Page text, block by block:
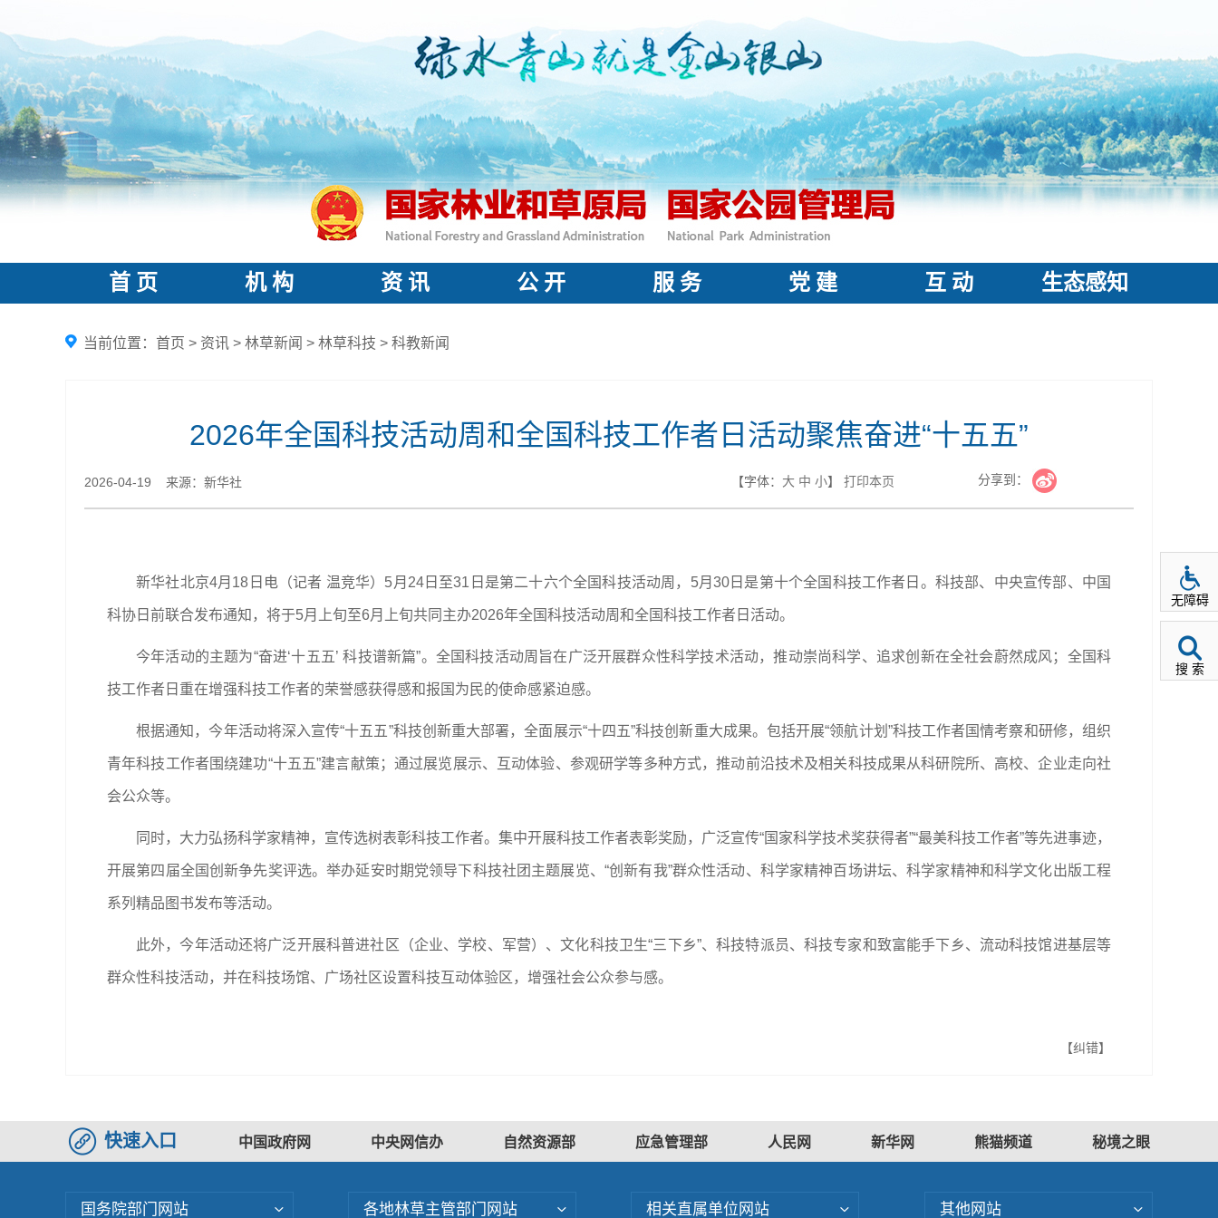
首 页 机 构 资 讯 公 开 服 务 党 建 互 动 生态感知
当前位置： 首页 > 资讯 > 林草新闻 > 林草科技 > 科教新闻
2026年全国科技活动周和全国科技工作者日活动聚焦奋进“十五五”
2026-04-19 来源：新华社 【字体： 大 中 小】 打印本页 分享到：
新华社北京4月18日电（记者 温竞华）5月24日至31日是第二十六个全国科技活动周，5月30日是第十个全国科技工作者日。科技部、中央宣传部、中国
科协日前联合发布通知，将于5月上旬至6月上旬共同主办2026年全国科技活动周和全国科技工作者日活动。
今年活动的主题为“奋进‘十五五’ 科技谱新篇”。全国科技活动周旨在广泛开展群众性科学技术活动，推动崇尚科学、追求创新在全社会蔚然成风；全国科
技工作者日重在增强科技工作者的荣誉感获得感和报国为民的使命感紧迫感。
根据通知，今年活动将深入宣传“十五五”科技创新重大部署，全面展示“十四五”科技创新重大成果。包括开展“领航计划”科技工作者国情考察和研修，组织
青年科技工作者围绕建功“十五五”建言献策；通过展览展示、互动体验、参观研学等多种方式，推动前沿技术及相关科技成果从科研院所、高校、企业走向社
会公众等。
同时，大力弘扬科学家精神，宣传选树表彰科技工作者。集中开展科技工作者表彰奖励，广泛宣传“国家科学技术奖获得者”“最美科技工作者”等先进事迹，
开展第四届全国创新争先奖评选。举办延安时期党领导下科技社团主题展览、“创新有我”群众性活动、科学家精神百场讲坛、科学家精神和科学文化出版工程
系列精品图书发布等活动。
此外，今年活动还将广泛开展科普进社区（企业、学校、军营）、文化科技卫生“三下乡”、科技特派员、科技专家和致富能手下乡、流动科技馆进基层等
群众性科技活动，并在科技场馆、广场社区设置科技互动体验区，增强社会公众参与感。
【纠错】
快速入口 中国政府网 中央网信办 自然资源部 应急管理部 人民网 新华网 熊猫频道 秘境之眼
国务院部门网站 各地林草主管部门网站 相关直属单位网站 其他网站
无障碍
搜 索